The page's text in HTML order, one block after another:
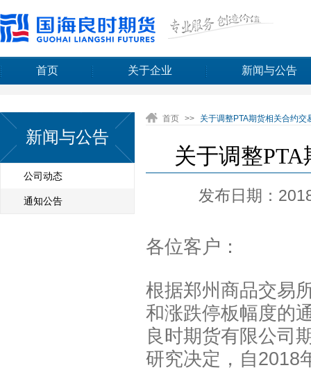
首页 关于企业 新闻与公告
新闻与公告
公司动态
通知公告
首页 >> 关于调整PTA期货相关合约交
关于调整
发布日期：
各位客户：
根据郑州商品交易
和涨跌停板幅度的
良时期货有限公司
研究决定，自2018